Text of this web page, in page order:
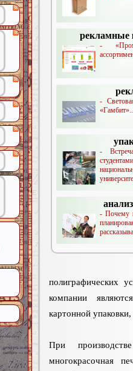
рекламные
-
-
-
- Почему
полиграфических
компании
картонной
При
многокрасочная